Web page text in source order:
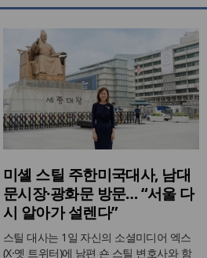
미셸 스틸 주한미국대사, 남대
문시장·광화문 방문… “서울 다
시 알아가 설렌다”
스틸 대사는 1일 자신의 소셜미디어 엑스
(X·옛 트위터)에 남편 숀 스틸 변호사와 함